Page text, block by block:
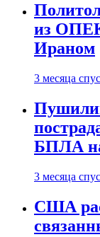
из
Ираном
3 месяца
БПЛА
3 месяца
США